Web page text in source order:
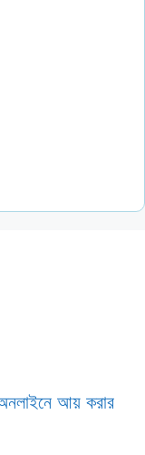
আয় করার